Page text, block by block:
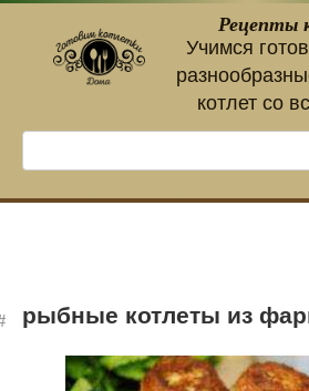
контенту
Рецепты
Учимся
котлет со
рыбные котлеты из